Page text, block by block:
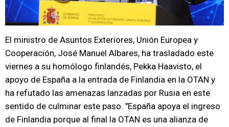
El ministro de Asuntos Exteriores, Unión Europea y
Cooperación, José Manuel Albares, ha trasladado este
viernes a su homólogo finlandés, Pekka Haavisto, el
apoyo de España a la entrada de Finlandia en la OTAN y
ha refutado las amenazas lanzadas por Rusia en este
sentido de culminar este paso. "España apoya el ingreso
de Finlandia porque al final la OTAN es una alianza de